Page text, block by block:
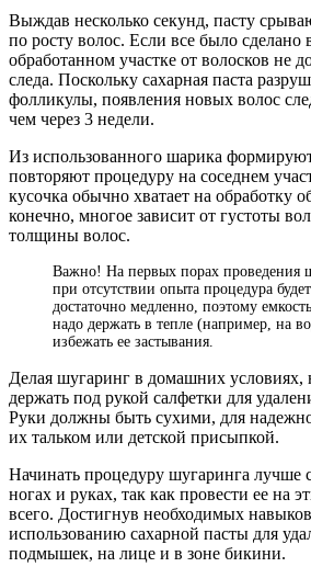
Выждав несколько секунд, пасту
по росту волос. Если все было сделано
обработанном участке от волосков не
следа. Поскольку сахарная паста
фолликулы, появления новых волос
чем через 3 недели.
Из использованного шарика
повторяют процедуру на соседнем
кусочка обычно хватает на обработку
конечно, многое зависит от густоты
толщины волос.
Важно! На первых порах проведения
при отсутствии опыта процедура
достаточно медленно, поэтому
надо держать в тепле (например, на
избежать ее застывания.
Делая шугаринг в домашних условиях,
держать под рукой салфетки для
Руки должны быть сухими, для
их тальком или детской присыпкой.
Начинать процедуру шугаринга лучше
ногах и руках, так как провести ее на
всего. Достигнув необходимых
использованию сахарной пасты для
подмышек, на лице и в зоне бикини.